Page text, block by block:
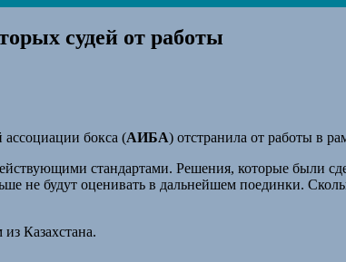
судей от работы
бокса (АИБА) отстранила от работы в
стандартами. Решения, которые были
не будут оценивать в дальнейшем поединки.
Казахстана.